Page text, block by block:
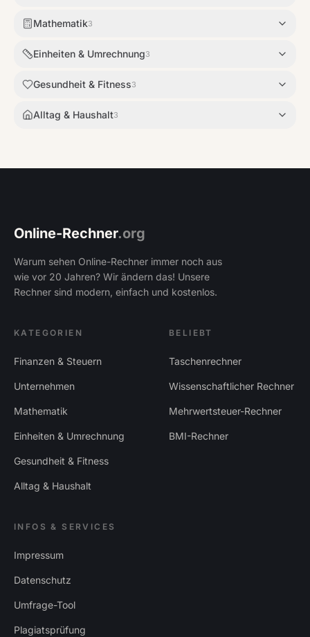
Mathematik3
Einheiten & Umrechnung3
Gesundheit & Fitness3
Alltag & Haushalt3
Online-Rechner.org
Warum sehen Online-Rechner immer noch aus
wie vor 20 Jahren? Wir ändern das! Unsere
Rechner sind modern, einfach und kostenlos.
KATEGORIEN
Finanzen & Steuern
Unternehmen
Mathematik
Einheiten & Umrechnung
Gesundheit & Fitness
Alltag & Haushalt
BELIEBT
Taschenrechner
Wissenschaftlicher Rechner
Mehrwertsteuer-Rechner
BMI-Rechner
INFOS & SERVICES
Impressum
Datenschutz
Umfrage-Tool
Plagiatsprüfung